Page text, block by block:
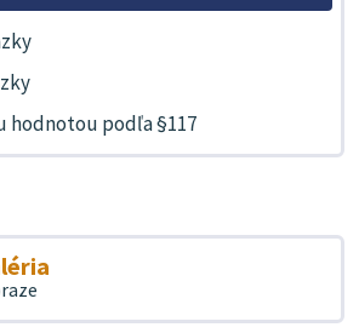
hodnotou podľa §117